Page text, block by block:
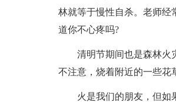
林就等于慢性自杀。老师经
道你不心疼吗?
清明节期间也是森林火
不注意，烧着附近的一些花
火是我们的朋友，但如